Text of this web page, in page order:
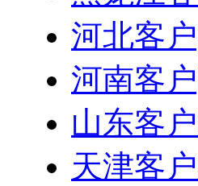
河北客
河南客
山东客
天津客